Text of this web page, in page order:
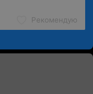
Рекомендую